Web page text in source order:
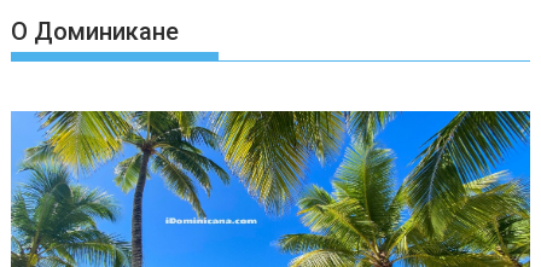
О Доминикане